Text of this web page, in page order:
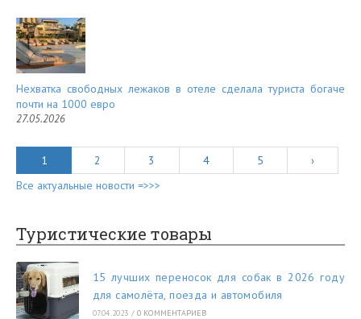
Нехватка свободных лежаков в отеле сделала туриста богаче
почти на 1000 евро
27.05.2026
1 2 3 4 5
›
Все актуальные новости =>>>
Туристические товары
15 лучших переносок для собак в 2026 году
для самолёта, поезда и автомобиля
07.04.2023 / 0 КОММЕНТАРИЕВ